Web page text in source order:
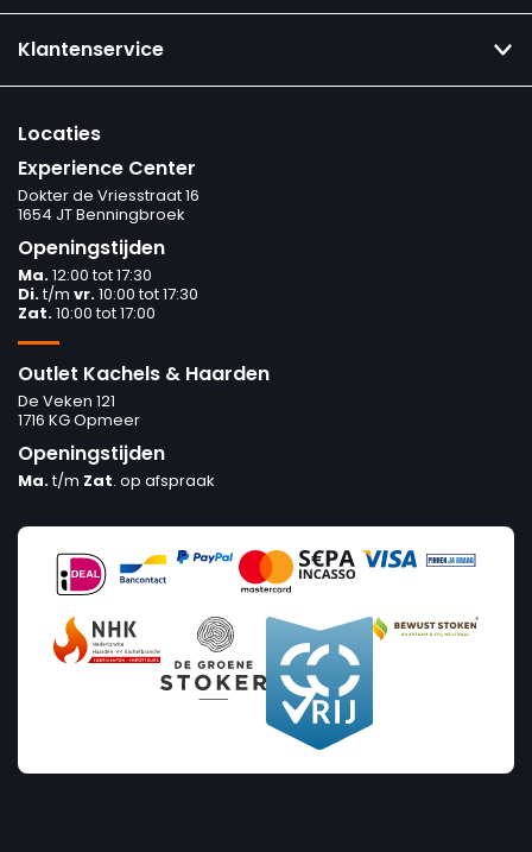
Klantenservice
Locaties
Experience Center
Dokter de Vriesstraat 16
1654 JT Benningbroek
Openingstijden
Ma.12:00 tot 17:30
Di.t/m vr.10:00 tot 17:30
Zat.10:00 tot 17:00
Outlet Kachels & Haarden
De Veken 121
1716 KG Opmeer
Openingstijden
Ma.t/m Zat. op afspraak